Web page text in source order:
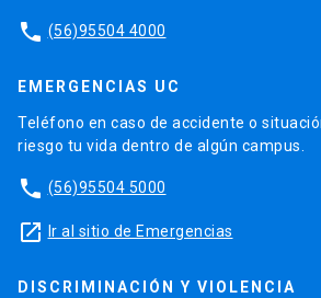
phone (56)95504 4000
EMERGENCIAS UC
Teléfono en caso de accidente o
riesgo tu vida dentro de algún campus.
phone (56)95504 5000
launch Ir al sitio de Emergencias
DISCRIMINACIÓN Y VIOLENCIA